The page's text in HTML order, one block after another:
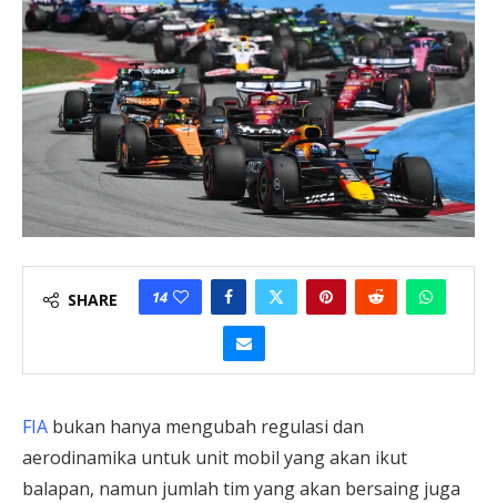
SHARE 14
FIA bukan hanya mengubah regulasi dan
aerodinamika untuk unit mobil yang akan ikut
balapan, namun jumlah tim yang akan bersaing juga